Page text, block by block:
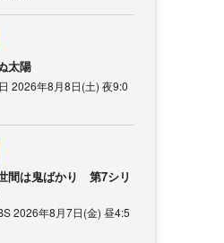
太陽
2026年8月8日(土) 夜9:0
間は鬼ばかり 第7シリ
2026年8月7日(金) 昼4:5